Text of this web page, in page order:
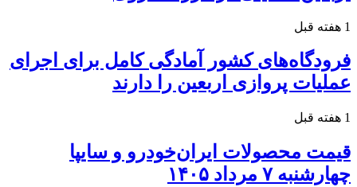
1 هفته قبل
فرودگاه‌های کشور آمادگی کامل برای اجرای
عملیات پروازی اربعین را دارند
1 هفته قبل
قیمت محصولات ایران‌خودرو و سایپا
چهارشنبه ۷ مرداد ۱۴۰۵